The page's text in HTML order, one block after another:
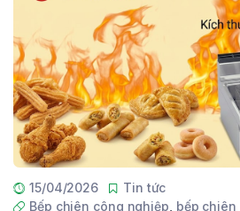
15/04/2026
Tin tức
Bếp chiên công nghiệp bếp chiên